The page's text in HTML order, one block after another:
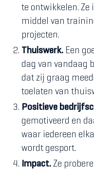
te ontwikkelen. Ze
middel van
projecten.
Thuiswerk. Een
dag van vandaag
dat zij graag
toelaten van
Positieve
gemotiveerd en
waar iedereen
wordt gesport.
Impact. Ze